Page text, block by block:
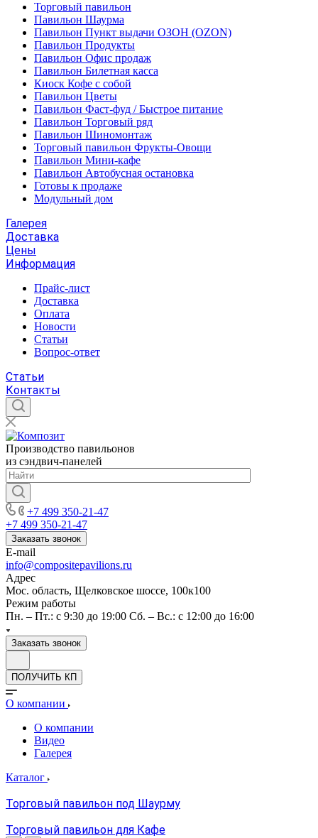
Торговый павильон
Павильон Шаурма
Павильон Пункт выдачи ОЗОН (OZON)
Павильон Продукты
Павильон Офис продаж
Павильон Билетная касса
Киоск Кофе с собой
Павильон Цветы
Павильон Фаст-фуд / Быстрое питание
Павильон Торговый ряд
Павильон Шиномонтаж
Торговый павильон Фрукты-Овощи
Павильон Мини-кафе
Павильон Автобусная остановка
Готовы к продаже
Модульный дом
Галерея
Доставка
Цены
Информация
Прайс-лист
Доставка
Оплата
Новости
Статьи
Вопрос-ответ
Статьи
Контакты
Производство павильонов
из сэндвич-панелей
+7 499 350-21-47
+7 499 350-21-47
Заказать звонок
E-mail
info@compositepavilions.ru
Адрес
Мос. область, Щелковское шоссе, 100к100
Режим работы
Пн. – Пт.: с 9:30 до 19:00 Сб. – Вс.: с 12:00 до 16:00
Заказать звонок
ПОЛУЧИТЬ КП
О компании
О компании
Видео
Галерея
Каталог
Торговый павильон под Шаурму
Торговый павильон для Кафе